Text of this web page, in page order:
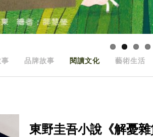
事 品牌故事 閱讀文化 藝術生活
東野圭吾小說《解憂